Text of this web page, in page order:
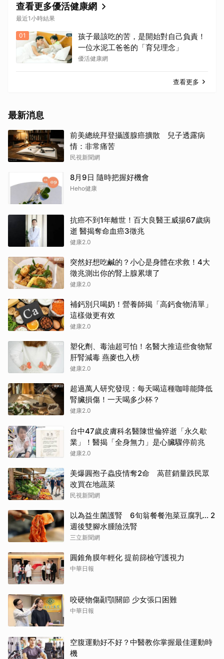
查看更多優活健康網
最近1小時結果
01
孩子最該吃的苦，是開始對自己負責！
一位水泥工爸爸的「育兒理念」
優活健康網
查看更多
最新消息
前美總統拜登攝護腺癌擴散 兒子透露病
情：非常痛苦
民視新聞網
8月9日 隨時把握好機會
Heho健康
抗癌不到1年離世！百大良醫王威揚67歲病
逝 醫揭奪命血癌3徵兆
健康2.0
突然好想吃鹹的？小心是身體在求救！4大
徵兆測出你的腎上腺累壞了
健康2.0
補鈣別只喝奶！營養師揭「高鈣食物清單」
這樣做更有效
健康2.0
塑化劑、毒油超可怕！名醫大推這些食物幫
肝腎減毒 燕麥也入榜
健康2.0
超過萬人研究發現：每天喝這種咖啡能降低
腎臟損傷！一天喝多少杯？
健康2.0
台中47歲皮膚科名醫陳世倫猝逝「永久歇
業」！醫揭「全身無力」是心臟驟停前兆
健康2.0
美爆圓孢子蟲疫情奪2命 萵苣銷量跌民眾
改買在地蔬菜
民視新聞網
以為益生菌護腎 6旬翁餐餐泡菜豆腐乳... 2
週後雙腳水腫險洗腎
三立新聞網
圓錐角膜年輕化 提前篩檢守護視力
中華日報
咬硬物傷顳顎關節 少女張口困難
中華日報
空腹運動好不好？中醫教你掌握最佳運動時
機